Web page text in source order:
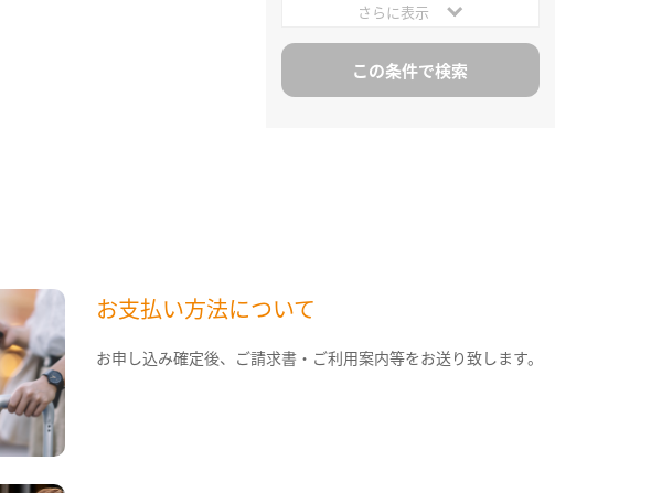
さらに表示
お支払い方法について
お申し込み確定後、ご請求書・ご利用案内等をお送り致します。